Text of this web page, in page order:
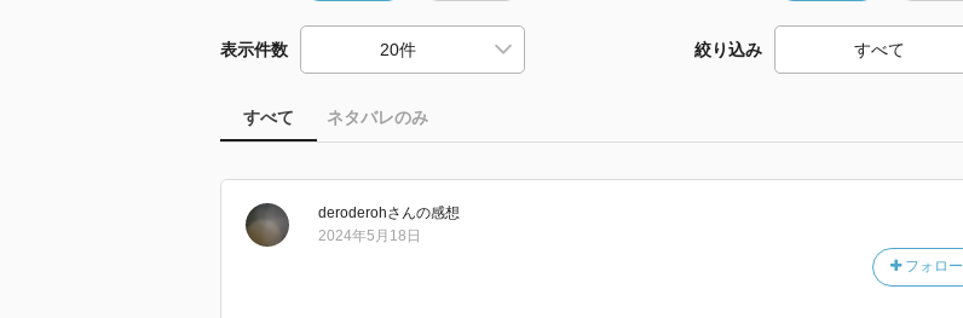
表示件数 絞り込み
すべて ネタバレのみ
deroderohさんの感想
フォロー
2024年5月18日